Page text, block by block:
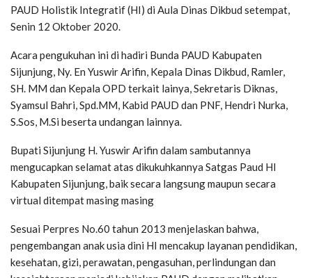
PAUD Holistik Integratif (HI) di Aula Dinas Dikbud setempat,
Senin 12 Oktober 2020.
Acara pengukuhan ini di hadiri Bunda PAUD Kabupaten
Sijunjung, Ny. En Yuswir Arifin, Kepala Dinas Dikbud, Ramler,
SH. MM dan Kepala OPD terkait lainya, Sekretaris Diknas,
Syamsul Bahri, Spd.MM, Kabid PAUD dan PNF, Hendri Nurka,
S.Sos, M.Si beserta undangan lainnya.
Bupati Sijunjung H. Yuswir Arifin dalam sambutannya
mengucapkan selamat atas dikukuhkannya Satgas Paud HI
Kabupaten Sijunjung, baik secara langsung maupun secara
virtual ditempat masing masing
Sesuai Perpres No.60 tahun 2013 menjelaskan bahwa,
pengembangan anak usia dini HI mencakup layanan pendidikan,
kesehatan, gizi, perawatan, pengasuhan, perlindungan dan